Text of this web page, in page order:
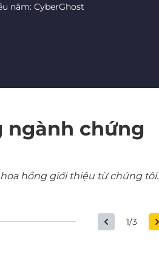
năm: CyberGhost
ngành chứng
hồng giới thiệu từ chúng tôi.
1/3